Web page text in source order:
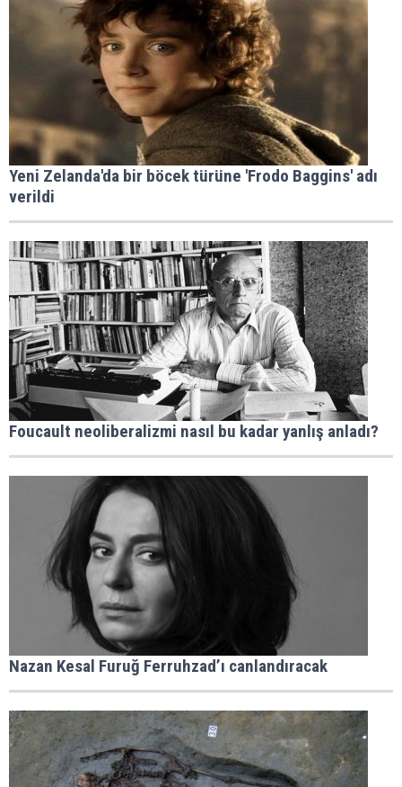
Yeni Zelanda'da bir böcek türüne 'Frodo Baggins' adı
verildi
Foucault neoliberalizmi nasıl bu kadar yanlış anladı?
Nazan Kesal Furuğ Ferruhzad’ı canlandıracak